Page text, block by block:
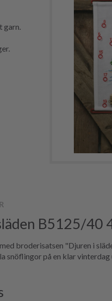
garn.
B5125/40
broderisatsen "Djuren i
snöflingor på en klar